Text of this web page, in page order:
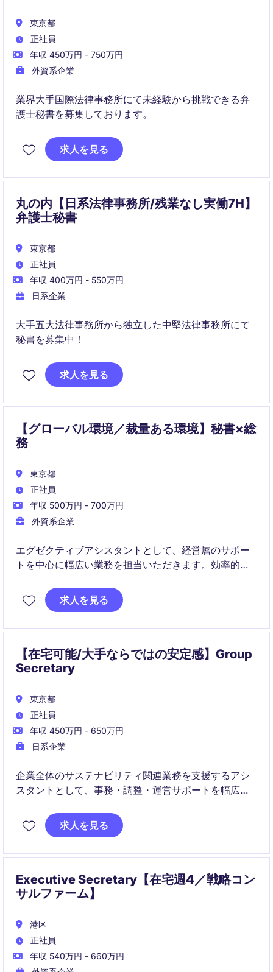
東京都
正社員
年収 450万円 - 750万円
外資系企業
業界大手国際法律事務所にて未経験から挑戦できる弁
護士秘書を募集しております。
求人を見る
丸の内【日系法律事務所/残業なし実働7H】
弁護士秘書
東京都
正社員
年収 400万円 - 550万円
日系企業
大手五大法律事務所から独立した中堅法律事務所にて
秘書を募集中！
求人を見る
【グローバル環境／裁量ある環境】秘書×総
務
東京都
正社員
年収 500万円 - 700万円
外資系企業
エグゼクティブアシスタントとして、経営層のサポー
トを中心に幅広い業務を担当いただきます。効率的な
るポジションです。
求人を見る
【在宅可能/大手ならではの安定感】Group
Secretary
東京都
正社員
年収 450万円 - 650万円
日系企業
企業全体のサステナビリティ関連業務を支援するアシ
スタントとして、事務・調整・運営サポートを幅広く
将来的には、ジュニア・コーポレート・サステナビリ
求人を見る
Executive Secretary【在宅週4／戦略コン
サルファーム】
港区
正社員
年収 540万円 - 660万円